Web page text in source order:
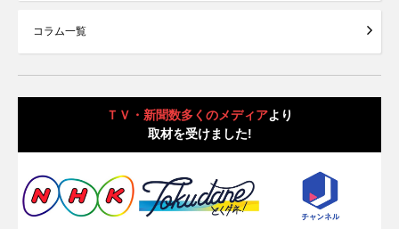
コラム一覧
ＴＶ・新聞数多くのメディアより
取材を受けました!